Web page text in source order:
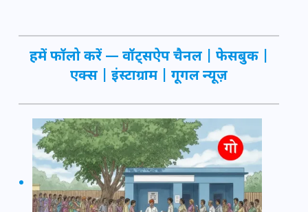
हमें फॉलो करें — वॉट्सऐप चैनल फेसबुक
एक्स
इंस्टाग्राम गूगल न्यूज़